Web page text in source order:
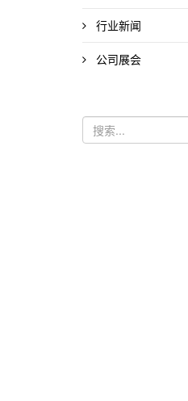
行业新闻
公司展会